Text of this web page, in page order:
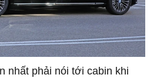
nhất phải nói tới cabin khi